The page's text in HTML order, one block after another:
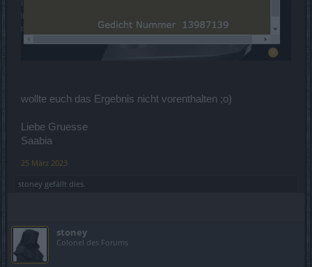
wollte euch das Ergebnis nicht vorenthalten ;o)
Liebe Gruesse
Saabia
25 März 2023
stoney gefällt dies.
stoney
Colonel des Forums